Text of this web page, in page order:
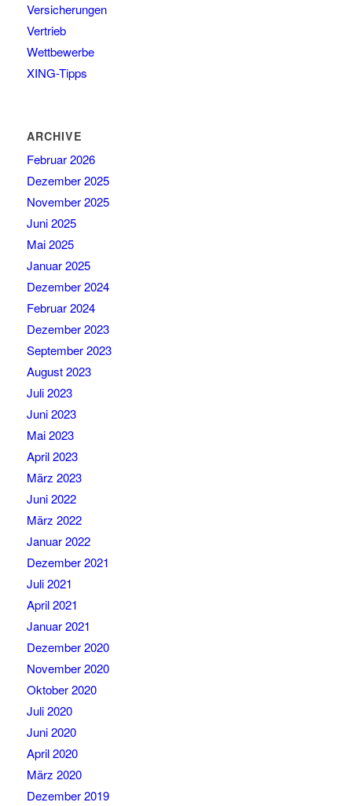
Versicherungen
Vertrieb
Wettbewerbe
XING-Tipps
ARCHIVE
Februar 2026
Dezember 2025
November 2025
Juni 2025
Mai 2025
Januar 2025
Dezember 2024
Februar 2024
Dezember 2023
September 2023
August 2023
Juli 2023
Juni 2023
Mai 2023
April 2023
März 2023
Juni 2022
März 2022
Januar 2022
Dezember 2021
Juli 2021
April 2021
Januar 2021
Dezember 2020
November 2020
Oktober 2020
Juli 2020
Juni 2020
April 2020
März 2020
Dezember 2019